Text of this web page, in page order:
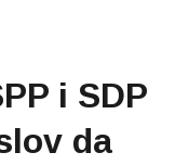
i SDP
da